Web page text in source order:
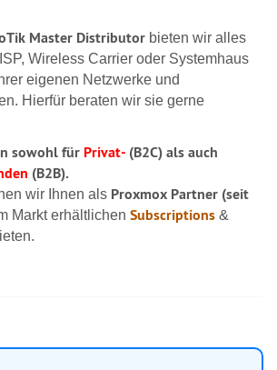
Master Distributor bieten wir alles
Wireless Carrier oder Systemhaus
eigenen Netzwerke und
Hierfür beraten wir sie gerne
sowohl für Privat- (B2C) als auch
(B2B).
wir Ihnen als Proxmox Partner (seit
Markt erhältlichen Subscriptions &